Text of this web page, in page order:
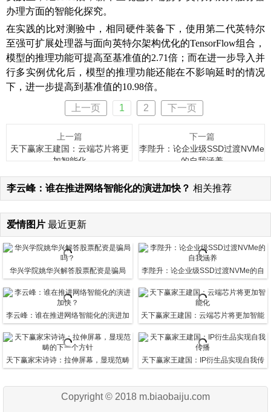
办理方面的智能化探究。
在实践的比对测验中，相同硬件装备下，使用第二代英特尔
至强可扩展处理器与面向英特尔架构优化的TensorFlow组合，
模型的推理功能可提高至基准值的2.71倍；而在进一步导入并
行多实例优化后，模型的推理功能还能在不影响延时的情况
下，进一步提高到基准值的10.98倍。
上一页 1 2 下一页
上一篇
天下赢家王建国：云端芯片将更
加智能化
下一篇
李陛升：论企业级SSD过渡NVMe
的自我涵养
李云峰：谁在推进网络智能化的演进加快？ 相关推荐
爱情图片 最近更新
华兴学院姚华兴解答股票配资是骗局
李陛升：论企业级SSD过渡NVMe的自
李云峰：谁在推进网络智能化的演进加
天下赢家王建国：云端芯片将更加智能
天下赢家宋诗诗：拉伸屏幕，显现范畴
天下赢家王建国：IP衍生品实现自我传
Copyright © 2018 m.biaobaiju.com